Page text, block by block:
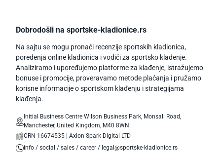
Dobrodošli na sportske-kladionice.rs
Na sajtu se mogu pronaći recenzije sportskih kladionica,
poređenja online kladionica i vodiči za sportsko klađenje.
Analiziramo i upoređujemo platforme za klađenje, istražujemo
bonuse i promocije, proveravamo metode plaćanja i pružamo
korisne informacije o sportskom klađenju i strategijama
klađenja.
Initial Business Centre Wilson Business Park, Monsall Road,
Manchester, United Kingdom, M40 8WN
CRN 16674535 | Axion Spark Digital LTD
info / social / sales / career / legal@sportske-kladionice.rs